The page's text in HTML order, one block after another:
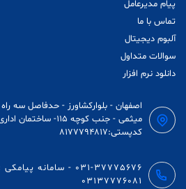
پیام مدیرعامل
تماس با ما
آلبوم دیجیتال
سوالات متداول
دانلود نرم افزار
اصفهان - بلوارکشاورز - حدفاصل سه
کدپستی:۸۱۷۷۷۹۴۸۱۷
03137776081